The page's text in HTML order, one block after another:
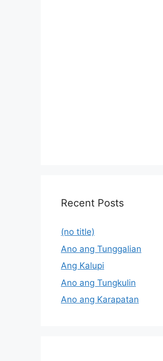
Recent Posts
(no title)
Ano ang Tunggalian
Ang Kalupi
Ano ang Tungkulin
Ano ang Karapatan